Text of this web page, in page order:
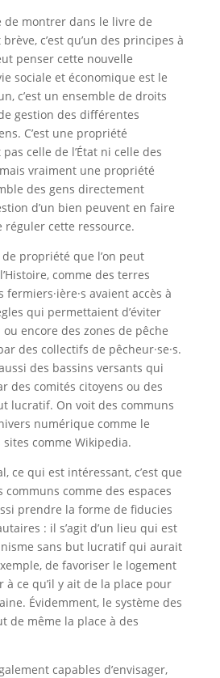
de montrer dans le livre de
c’est qu’un des principes à
penser cette nouvelle
sociale et économique est le
c’est un ensemble de droits
de gestion des différentes
C’est une propriété
celle de l’État ni celle des
vraiment une propriété
des gens directement
d’un bien peuvent en faire
réguler cette ressource.
propriété que l’on peut
comme des terres
avaient accès à
qui permettaient d’éviter
encore des zones de pêche
des collectifs de pêcheur·se·s.
des bassins versants qui
des comités citoyens ou des
lucratif. On voit des communs
numérique comme le
comme Wikipedia.
ce qui est intéressant, c’est que
communs comme des espaces
prendre la forme de fiducies
: il s’agit d’un lieu qui est
sans but lucratif qui aurait
de favoriser le logement
ce qu’il y ait de la place pour
Évidemment, le système des
de même la place à des
capables d’envisager,